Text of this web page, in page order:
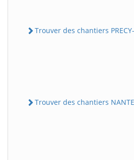
Trouver des chantiers PRECY-
Trouver des chantiers